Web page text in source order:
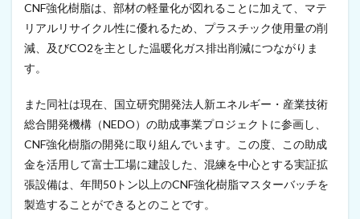
8
I
n
t
i
o
n
a
l
CNF強化樹脂は、部材の軽量化が図れることに加えて、マテ
リアルリサイクル性に優れるため、プラスチック使用量の削
減、及びCO2を主とした温暖化ガス排出削減につながりま
す。
また同社は現在、国立研究開発法人新エネルギー・産業技術
総合開発機構（NEDO）の助成事業プロジェクトに参画し、
CNF強化樹脂の開発に取り組んでいます。この度、この助成
金を活用して富士工場に建設した、混練を中心とする実証拡
張設備は、年間50トン以上のCNF強化樹脂マスターバッチを
製造することができるとのことです。